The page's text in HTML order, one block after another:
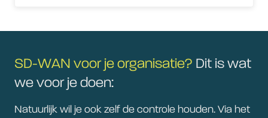
SD-WAN voor je organisatie? Dit is wat
we voor je doen:
Natuurlijk wil je ook zelf de controle houden. Via het